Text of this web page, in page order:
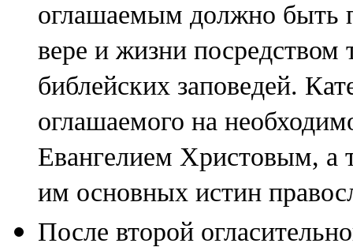
оглашаемым должно быть
вере и жизни
библейских заповедей.
оглашаемого на
Евангелием Христовым, а
им основных истин
После второй